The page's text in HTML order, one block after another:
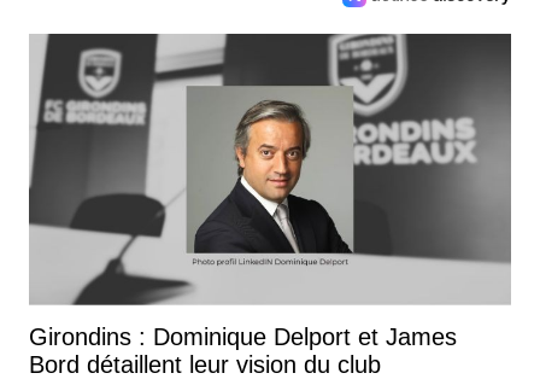
Girondins : Dominique Delport et James
Bord détaillent leur vision du club